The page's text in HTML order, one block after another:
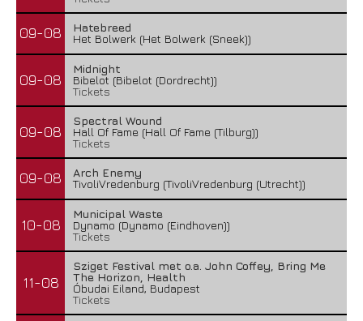
09-08
Hatebreed
Het Bolwerk (Het Bolwerk (Sneek))
09-08
Midnight
Bibelot (Bibelot (Dordrecht))
Tickets
09-08
Spectral Wound
Hall Of Fame (Hall Of Fame (Tilburg))
Tickets
09-08
Arch Enemy
TivoliVredenburg (TivoliVredenburg (Utrecht))
10-08
Municipal Waste
Dynamo (Dynamo (Eindhoven))
Tickets
11-08
Sziget Festival met o.a. John Coffey, Bring Me
The Horizon, Health
Óbudai Eiland, Budapest
Tickets